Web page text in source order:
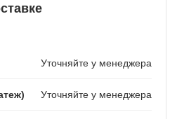
Уточняйте у менеджера
Уточняйте у менеджера